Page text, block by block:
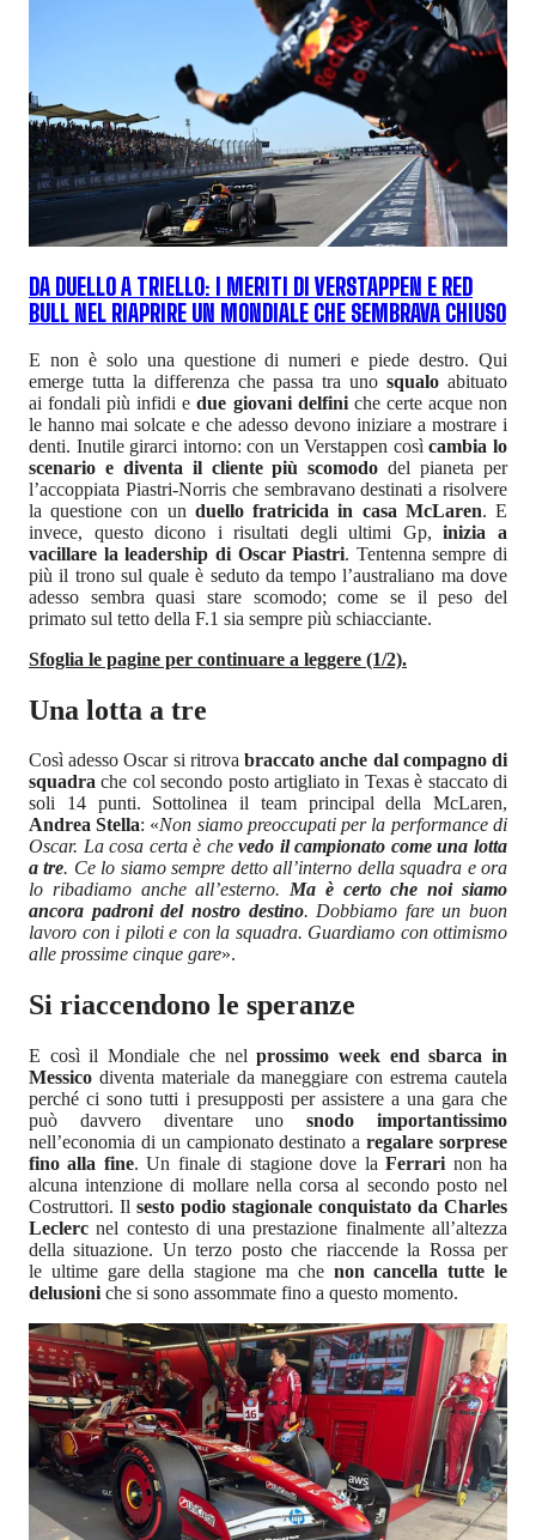
DA DUELLO A TRIELLO: I MERITI DI VERSTAPPEN E RED
BULL NEL RIAPRIRE UN MONDIALE CHE SEMBRAVA CHIUSO
E non è solo una questione di numeri e piede destro. Qui
emerge tutta la differenza che passa tra uno squalo abituato
ai fondali più infidi edue giovani delfini che certe acque non
le hanno mai solcate e che adesso devono iniziare a mostrare i
denti. Inutile girarci intorno: con un Verstappen cosìcambia lo
scenario e diventa il cliente più scomododel pianeta per
l’accoppiata Piastri-Norris che sembravano destinati a risolvere
la questione con un duello fratricida in casa McLaren. E
invece, questo dicono i risultati degli ultimi Gp, inizia a
vacillare la leadership di Oscar Piastri. Tentenna sempre di
più il trono sul quale è seduto da tempo l’australiano ma dove
adesso sembra quasi stare scomodo; come se il peso del
primato sul tetto della F.1 sia sempre più schiacciante.
Sfoglia le pagine per continuare a leggere (1/2).
Una lotta a tre
Così adesso Oscar si ritrovabraccato anche dal compagno di
squadrache col secondo posto artigliato in Texas è staccato di
soli 14 punti. Sottolinea il team principal della McLaren,
Andrea Stella: «Non siamo preoccupati per la performance di
Oscar. La cosa certa è chevedo il campionato come una lotta
a tre. Ce lo siamo sempre detto all’interno della squadra e ora
lo ribadiamo anche all’esterno.Ma è certo che noi siamo
ancora padroni del nostro destino. Dobbiamo fare un buon
lavoro con i piloti e con la squadra. Guardiamo con ottimismo
alle prossime cinque gare».
Si riaccendono le speranze
E così il Mondiale che nelprossimo week end sbarca in
Messico diventa materiale da maneggiare con estrema cautela
perché ci sono tutti i presupposti per assistere a una gara che
può davvero diventare unosnodo importantissimo
nell’economia di un campionato destinato aregalare sorprese
fino alla fine. Un finale di stagione dove laFerrari non ha
alcuna intenzione di mollare nella corsa al secondo posto nel
Costruttori. Il sesto podio stagionale conquistato da Charles
Leclerc nel contesto di una prestazione finalmente all’altezza
della situazione. Un terzo posto che riaccende la Rossa per
le ultime gare della stagione ma che non cancella tutte le
delusioni che si sono assommate fino a questo momento.